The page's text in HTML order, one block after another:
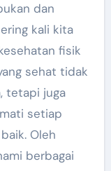
dan
kali kita
fisik
sehat tidak
tetapi juga
setiap
Oleh
berbagai